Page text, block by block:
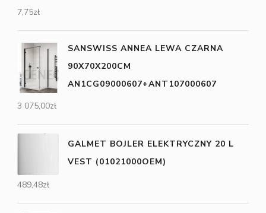
7,75zł
SANSWISS ANNEA LEWA CZARNA
90X70X200CM
AN1CG09000607+ANT107000607
3 075,00zł
GALMET BOJLER ELEKTRYCZNY 20 L
VEST (01021000OEM)
489,48zł